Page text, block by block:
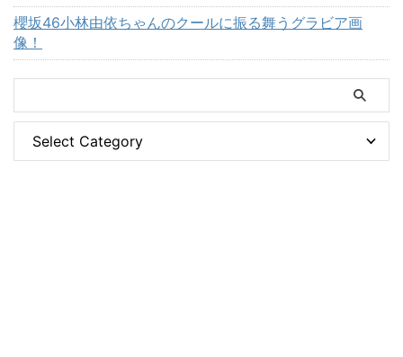
櫻坂46小林由依ちゃんのクールに振る舞うグラビア画
像！